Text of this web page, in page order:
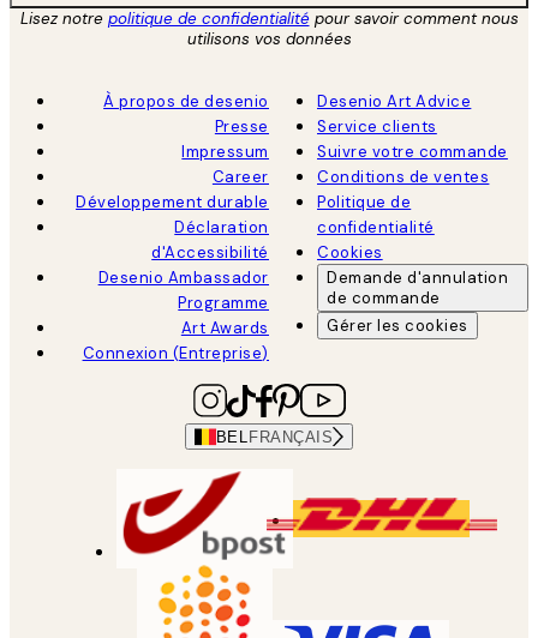
Lisez notre politique de confidentialitépour savoir comment nous
utilisons vos données
À propos de desenio
Presse
Impressum
Career
Développement durable
Déclaration
d'Accessibilité
Desenio Ambassador
Programme
Art Awards
Connexion (Entreprise)
Desenio Art Advice
Service clients
Suivre votre commande
Conditions de ventes
Politique de
confidentialité
Cookies
Demande d'annulation
de commande
Gérer les cookies
BEL FRANÇAIS